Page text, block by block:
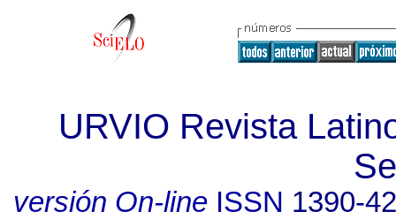
URVIO Revista
versión On-lineISSN 1390-